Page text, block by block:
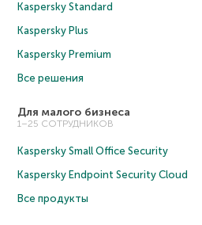
Kaspersky Standard
Kaspersky Plus
Kaspersky Premium
Все решения
Для малого бизнеса
1–25 СОТРУДНИКОВ
Kaspersky Small Office Security
Kaspersky Endpoint Security Cloud
Все продукты